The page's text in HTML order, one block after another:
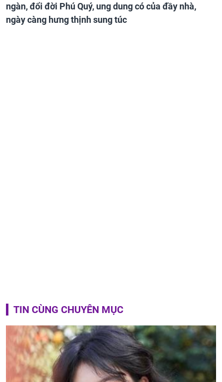
ngàn, đổi đời Phú Quý, ung dung có của đầy nhà,
ngày càng hưng thịnh sung túc
TIN CÙNG CHUYÊN MỤC